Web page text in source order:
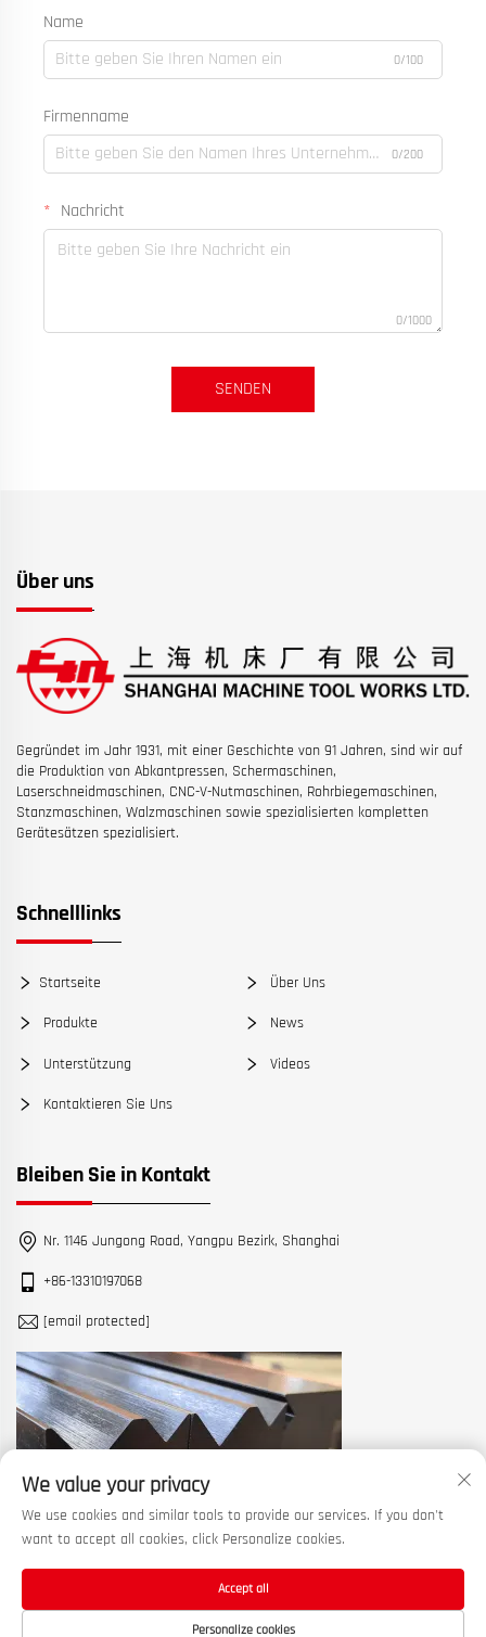
Name
0/100
Firmenname
0/200
Nachricht
0/1000
SENDEN
Über uns
Gegründet im Jahr 1931, mit einer Geschichte von 91 Jahren, sind wir auf
die Produktion von Abkantpressen, Schermaschinen,
Laserschneidmaschinen, CNC-V-Nutmaschinen, Rohrbiegemaschinen,
Stanzmaschinen, Walzmaschinen sowie spezialisierten kompletten
Gerätesätzen spezialisiert.
Schnelllinks
Startseite Über Uns
Produkte News
Unterstützung Videos
Kontaktieren Sie Uns
Bleiben Sie in Kontakt
Nr. 1146 Jungong Road, Yangpu Bezirk, Shanghai
+86-13310197068
[email protected]
Urheberrecht © 2026 China Shanghai Machine Tool Works Ltd. Alle
We value your privacy
We use cookies and similar tools to provide our services. If you don't
want to accept all cookies, click Personalize cookies.
Personalize cookies
Accept all